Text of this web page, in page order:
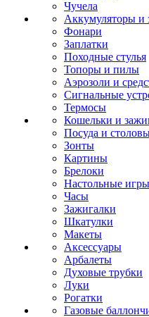
Чучела
Аккумуляторы и
Фонари
Заплатки
Походные стулья
Топоры и пилы
Аэрозоли и
Сигнальные
Термосы
Кошельки и
Посуда и
Зонты
Картины
Брелоки
Настольные игры
Часы
Зажигалки
Шкатулки
Макеты
Аксессуары
Арбалеты
Духовые трубки
Луки
Рогатки
Газовые